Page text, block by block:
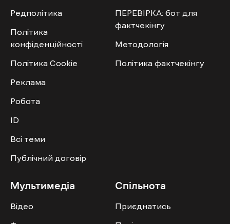
Редполітика
Політика
конфіденційності
Політика Cookie
Реклама
Робота
ID
Всі теми
Публічний договір
ПЕРЕВІРКА: бот для
фактчекінгу
Методологія
Політика фактчекінгу
Мультимедіа
Відео
Спільнота
Приєднатись